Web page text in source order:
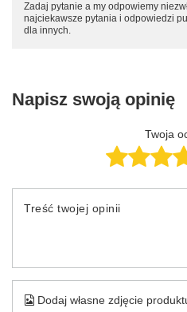
Zadaj pytanie a my odpowiemy
najciekawsze pytania i odpowiedzi
dla innych.
Napisz swoją opinię
Twoja
Treść twojej opinii
Dodaj własne zdjęcie